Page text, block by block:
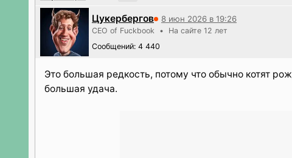
Цукербергов 8 июн 2026 в 19:26
CEO of Fuckbook • На сайте 12 лет
Сообщений: 4 440
Это большая редкость, потому что обычно котят
большая удача.